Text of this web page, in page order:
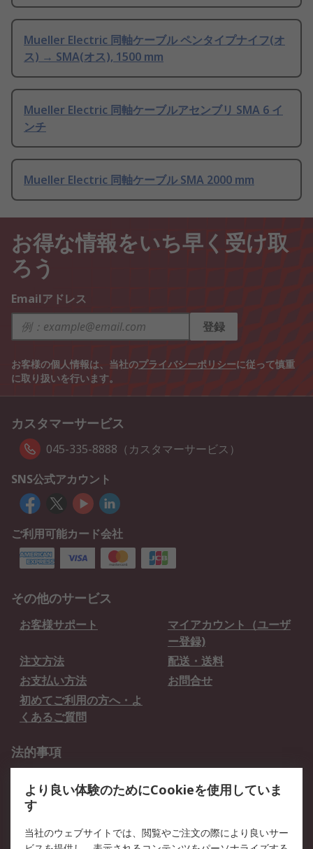
Mueller Electric 同軸ケーブル ペンタイプナイフ(オ
ス) → SMA(オス), 1500 mm
Mueller Electric 同軸ケーブルアセンブリ SMA 6 イ
ンチ
Mueller Electric 同軸ケーブル SMA 2000 mm
お得な情報をいち早く受け取
ろう
Emailアドレス
登録
お客様の個人情報は、当社のプライバシーポリシーに従って慎重
に取り扱いを行います。
カスタマーサービス
045-335-8888（カスタマーサービス）
SNS公式アカウント
ご利用可能カード会社
その他のサービス
お客様サポート
マイアカウント（ユーザ
ー登録)
注文方法
配送・送料
お支払い方法
お問合せ
初めてご利用の方へ・よ
くあるご質問
法的事項
クッキーポリシー
RSについて
より良い体験のためにCookieを使用していま
す
当社のウェブサイトでは、閲覧やご注文の際により良いサー